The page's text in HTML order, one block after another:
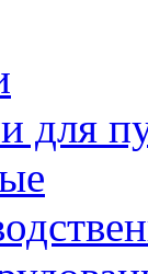
для